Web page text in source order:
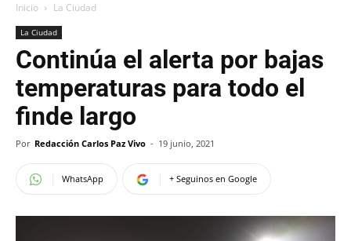
Inicio La Ciudad
La Ciudad
Continúa el alerta por bajas
temperaturas para todo el
finde largo
Por Redacción Carlos Paz Vivo - 19 junio, 2021
WhatsApp + Seguinos en Google